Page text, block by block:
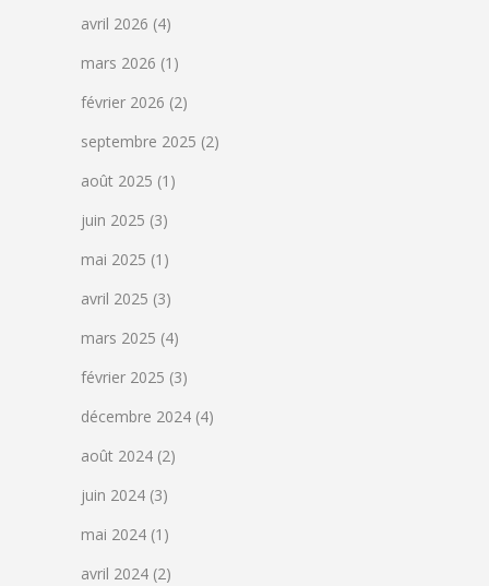
avril 2026 (4)
mars 2026 (1)
février 2026 (2)
septembre 2025 (2)
août 2025 (1)
juin 2025 (3)
mai 2025 (1)
avril 2025 (3)
mars 2025 (4)
février 2025 (3)
décembre 2024 (4)
août 2024 (2)
juin 2024 (3)
mai 2024 (1)
avril 2024 (2)